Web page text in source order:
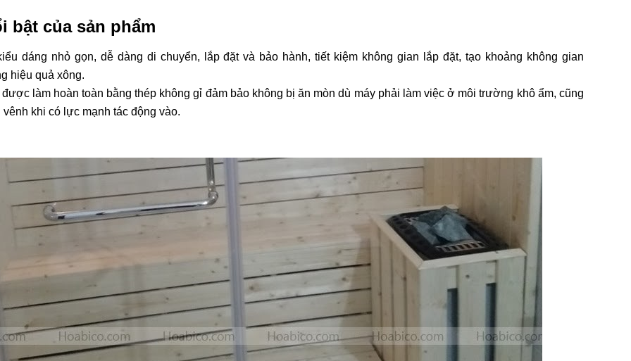
bật của sản phẩm
dáng nhỏ gọn, dễ dàng di chuyển, lắp đặt và bảo hành, tiết kiệm không gian lắp đặt, tạo khoảng không gian
hiệu quả xông.
được làm hoàn toàn bằng thép không gỉ đảm bảo không bị ăn mòn dù máy phải làm việc ở môi trường khô ẩm, cũng
vênh khi có lực mạnh tác động vào.